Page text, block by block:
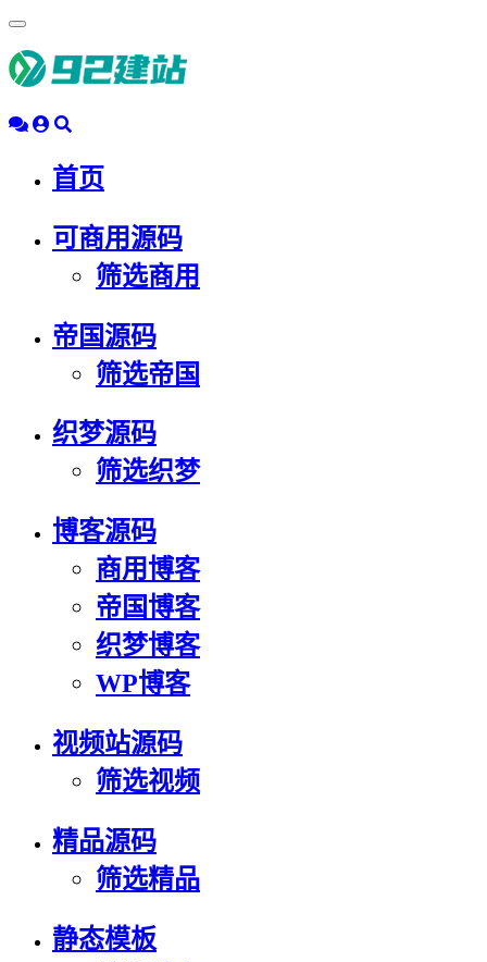
动
导
首页
可商用源码
筛选商用
帝国源码
筛选帝国
织梦源码
筛选织梦
博客源码
商用博客
帝国博客
织梦博客
WP博客
视频站源码
筛选视频
精品源码
筛选精品
静态模板